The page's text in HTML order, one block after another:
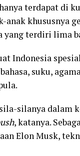
terdapat di
khususnya
yang terdiri lima
Indonesia
suku,
silanya dalam
, katanya.
Elon Musk,